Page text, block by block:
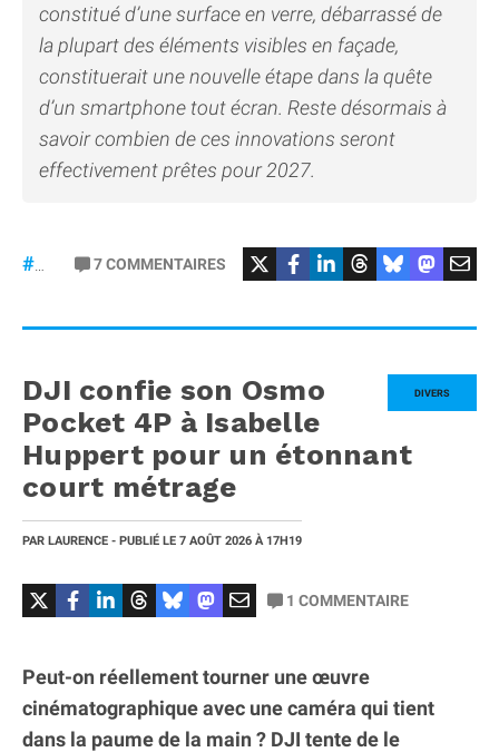
constitué d’une surface en verre, débarrassé de
la plupart des éléments visibles en façade,
constituerait une nouvelle étape dans la quête
d’un smartphone tout écran. Reste désormais à
savoir combien de ces innovations seront
effectivement prêtes pour 2027.
7COMMENTAIRES
DIVERS
DJI confie son Osmo
Pocket 4P à Isabelle
Huppert pour un étonnant
court métrage
PAR LAURENCE - PUBLIÉ LE 7 AOÛT 2026 À 17H19
1 COMMENTAIRE
Peut-on réellement tourner une œuvre
cinématographique avec une caméra qui tient
dans la paume de la main ? DJI tente de le